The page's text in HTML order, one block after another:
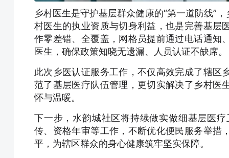
乡村医生是守护基层群众健康的“第一道防线”
村医生的执业资质与切身利益，也是完善基层
作零差错、全覆盖，网格员提前通过电话通知
医生，确保政策知晓无遗漏、人员认证不缺席。
此次乡医认证服务工作，不仅高效完成了辖区
范了基层医疗队伍管理，更切实解决了乡村医
怀与温暖。
下一步，水韵城社区将持续做实做细基层医
传、资格年审等工作，不断优化便民服务举措
平，为辖区群众的身心健康筑牢坚实保障。